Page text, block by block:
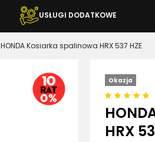
USŁUGI DODATKOWE
HONDA Kosiarka spalinowa HRX 537 HZE
Okazja
HRX